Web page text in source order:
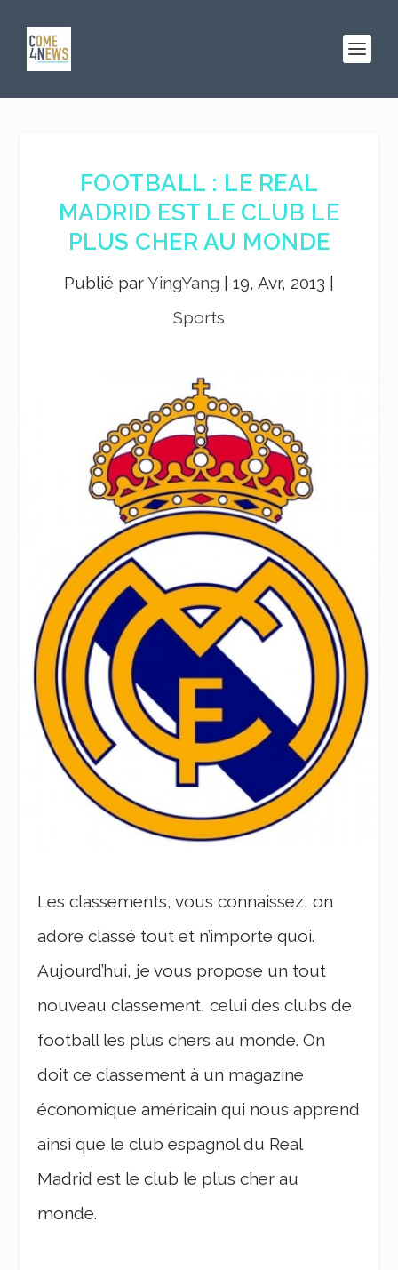
FOOTBALL : LE REAL
MADRID EST LE CLUB LE
PLUS CHER AU MONDE
Publié parYingYang 19, Avr, 2013
Sports
Les classements, vous connaissez, on
adore classé tout et n’importe quoi.
Aujourd’hui, je vous propose un tout
nouveau classement, celui des clubs de
football les plus chers au monde. On
doit ce classement à un magazine
économique américain qui nous apprend
ainsi que le club espagnol du Real
Madrid est le club le plus cher au
monde.